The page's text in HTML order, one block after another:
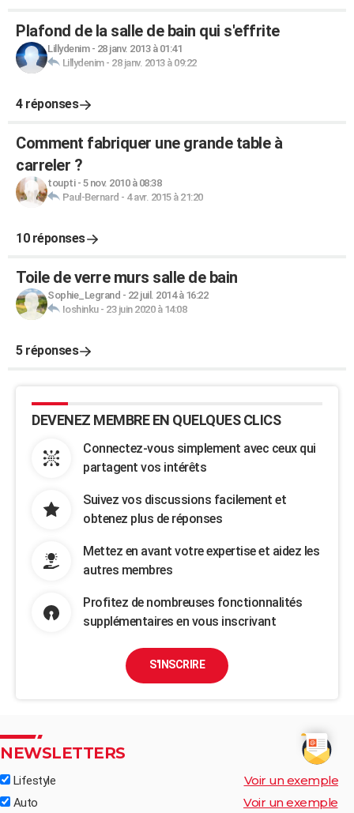
Plafond de la salle de bain qui s'effrite
Lillydenim- 28 janv. 2013 à 01:41
Lillydenim- 28 janv. 2013 à 09:22
4 réponses
Comment fabriquer une grande table à
carreler ?
toupti- 5 nov. 2010 à 08:38
Paul-Bernard - 4 avr. 2015 à 21:20
10 réponses
Toile de verre murs salle de bain
Sophie_Legrand - 22 juil. 2014 à 16:22
Ioshinku- 23 juin 2020 à 14:08
5 réponses
DEVENEZ MEMBRE EN QUELQUES CLICS
Connectez-vous simplement avec ceux qui
partagent vos intérêts
Suivez vos discussions facilement et
obtenez plus de réponses
Mettez en avant votre expertise et aidez les
autres membres
Profitez de nombreuses fonctionnalités
supplémentaires en vous inscrivant
S'INSCRIRE
NEWSLETTERS
Lifestyle Voir un exemple
Auto Voir un exemple